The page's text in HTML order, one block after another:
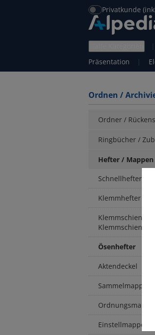
Privatkunde
|
Präsentation
|
Ordnen /
Ordner /
Ringbücher /
Hefter / Mappen
Schnellhefter
Klemmhefter
Klemmschienen /
Ösenhefter
Aktendeckel
Sammelmappen /
Ordnungsmappen
Einstellmappen